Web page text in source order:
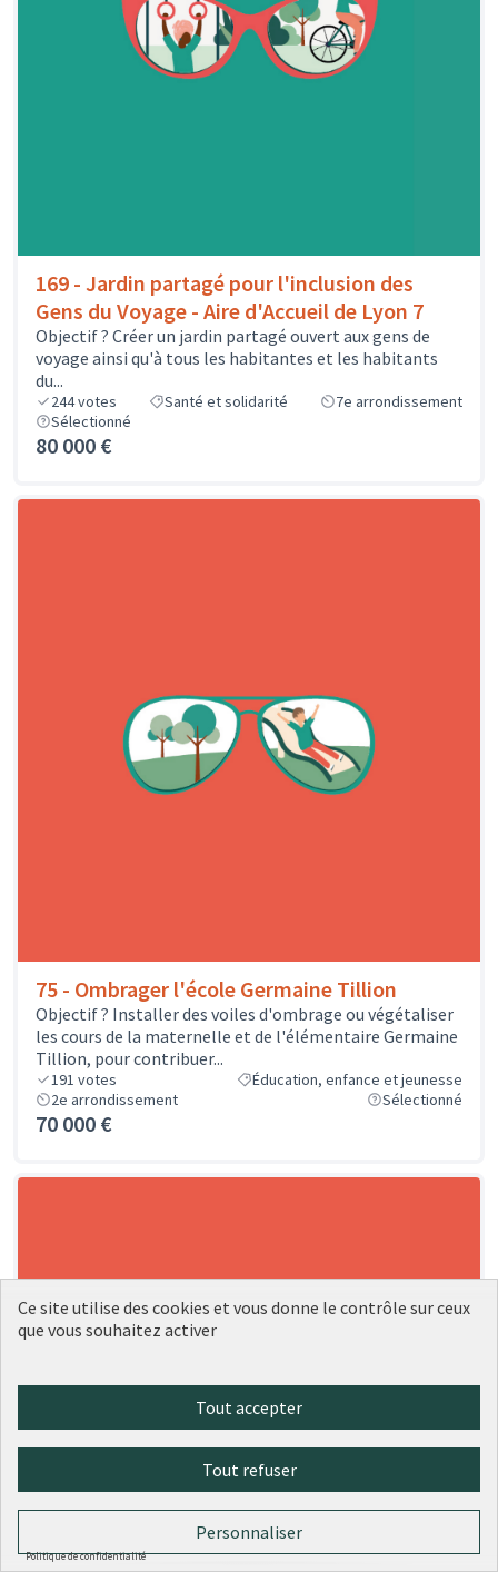
169 - Jardin partagé pour l'inclusion des
Gens du Voyage - Aire d'Accueil de Lyon 7
Objectif ? Créer un jardin partagé ouvert aux gens de
voyage ainsi qu'à tous les habitantes et les habitants
du...
244votes Santé et solidarité
7e arrondissement
Sélectionné
80 000 €
75 - Ombrager l'école Germaine Tillion
Objectif ? Installer des voiles d'ombrage ou végétaliser
les cours de la maternelle et de l'élémentaire Germaine
Tillion, pour contribuer...
191 votes
Éducation, enfance et jeunesse
2e arrondissement
Sélectionné
70 000 €
Ce site utilise des cookies et vous donne le contrôle sur ceux
que vous souhaitez activer
Tout accepter
Tout refuser
Personnaliser
Politique de confidentialité